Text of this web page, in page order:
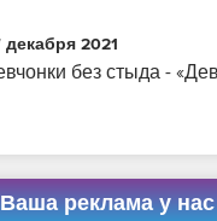
декабря 2021
без стыда -
Ваша реклама у нас